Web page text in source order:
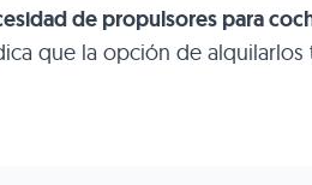
de propulsores para
que la opción de